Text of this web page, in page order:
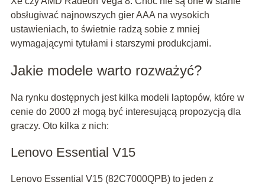
obsługiwać najnowszych gier AAA na wysokich
ustawieniach, to świetnie radzą sobie z mniej
wymagającymi tytułami i starszymi produkcjami.
Jakie modele warto rozważyć?
Na rynku dostępnych jest kilka modeli laptopów, które w
cenie do 2000 zł mogą być interesującą propozycją dla
graczy. Oto kilka z nich:
Lenovo Essential V15
Lenovo Essential V15 (82C7000QPB) to jeden z